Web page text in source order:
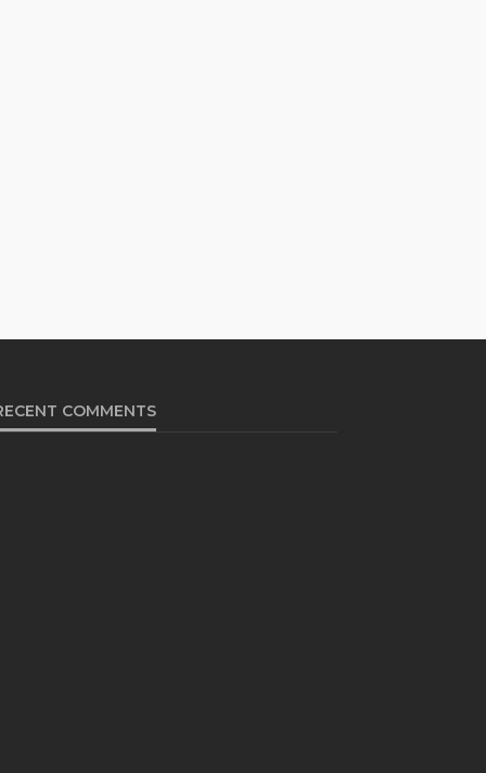
COMMENTS